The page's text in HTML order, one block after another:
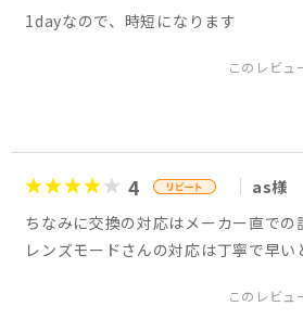
1dayなので、時短になります
このレビュ
4 as様
ちなみに交換の対応はメーカー直での
レンズモードさんの対応は丁寧で早い
このレビュ